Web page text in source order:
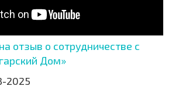
отзыв о сотрудничестве с
Дом»
2025